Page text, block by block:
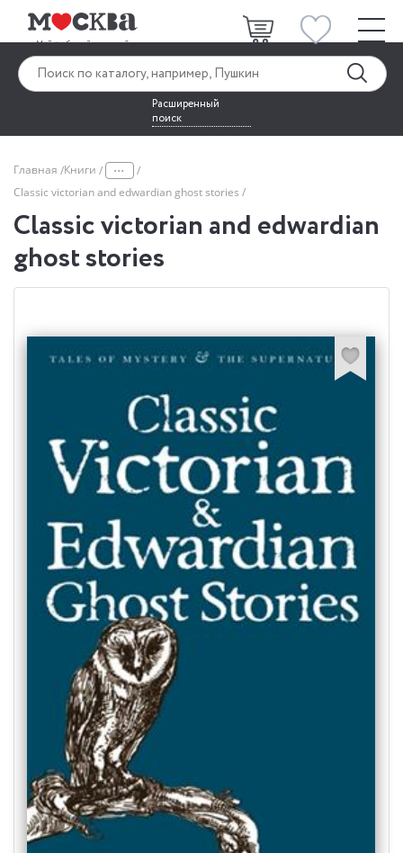
Расширенный
поиск
Главная Книги ...
Classic victorian and edwardian ghost stories
Classic victorian and edwardian
ghost stories